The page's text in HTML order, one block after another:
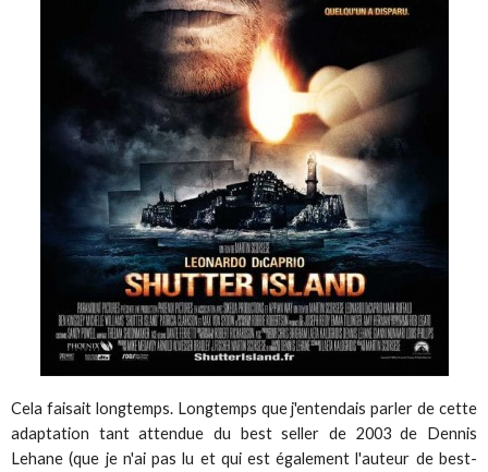
Cela faisait longtemps. Longtemps que j'entendais parler de cette
adaptation tant attendue du best seller de 2003 de Dennis
Lehane (que je n'ai pas lu et qui est également l'auteur de best-